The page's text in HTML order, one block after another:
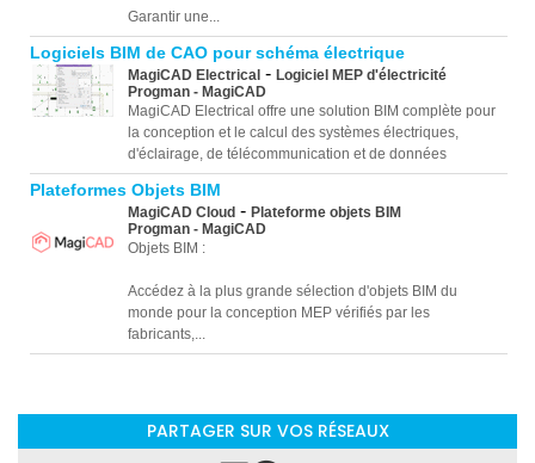
Garantir une...
Logiciels BIM de CAO pour schéma électrique
MagiCAD Electrical - Logiciel MEP d'électricité
Progman - MagiCAD
MagiCAD Electrical offre une solution BIM complète pour
la conception et le calcul des systèmes électriques,
d'éclairage, de télécommunication et de données
Plateformes Objets BIM
MagiCAD Cloud - Plateforme objets BIM
Progman - MagiCAD
Objets BIM :
Accédez à la plus grande sélection d'objets BIM du
monde pour la conception MEP vérifiés par les
fabricants,...
PARTAGER SUR VOS RÉSEAUX